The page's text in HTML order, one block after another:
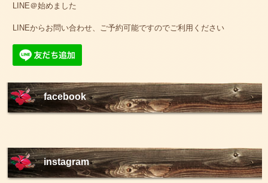
LINE＠始めました
LINEからお問い合わせ、ご予約可能ですのでご利用ください
facebook
instagram